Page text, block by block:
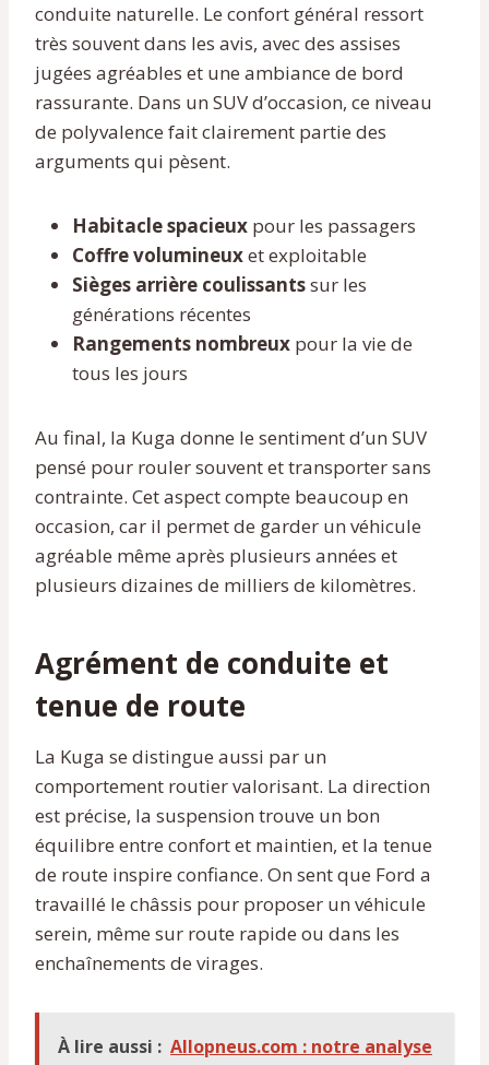
conduite naturelle. Le confort général ressort
très souvent dans les avis, avec des assises
jugées agréables et une ambiance de bord
rassurante. Dans un SUV d’occasion, ce niveau
de polyvalence fait clairement partie des
arguments qui pèsent.
Habitacle spacieux pour les passagers
Coffre volumineuxet exploitable
Sièges arrière coulissantssur les
générations récentes
Rangements nombreux pour la vie de
tous les jours
Au final, la Kuga donne le sentiment d’un SUV
pensé pour rouler souvent et transporter sans
contrainte. Cet aspect compte beaucoup en
occasion, car il permet de garder un véhicule
agréable même après plusieurs années et
plusieurs dizaines de milliers de kilomètres.
Agrément de conduite et
tenue de route
La Kuga se distingue aussi par un
comportement routier valorisant. La direction
est précise, la suspension trouve un bon
équilibre entre confort et maintien, et la tenue
de route inspire confiance. On sent que Ford a
travaillé le châssis pour proposer un véhicule
serein, même sur route rapide ou dans les
enchaînements de virages.
À lire aussi : Allopneus.com : notre analyse